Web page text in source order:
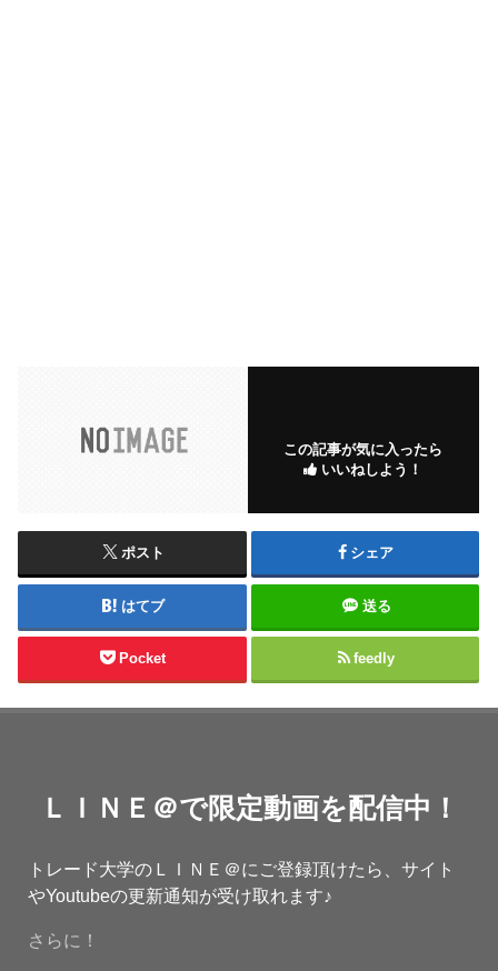
この記事が気に入ったら
いいねしよう！
ポスト シェア
はてブ 送る
Pocket feedly
ＬＩＮＥ＠で限定動画を配信中！
トレード大学のＬＩＮＥ＠にご登録頂けたら、サイト
やYoutubeの更新通知が受け取れます♪
さらに！